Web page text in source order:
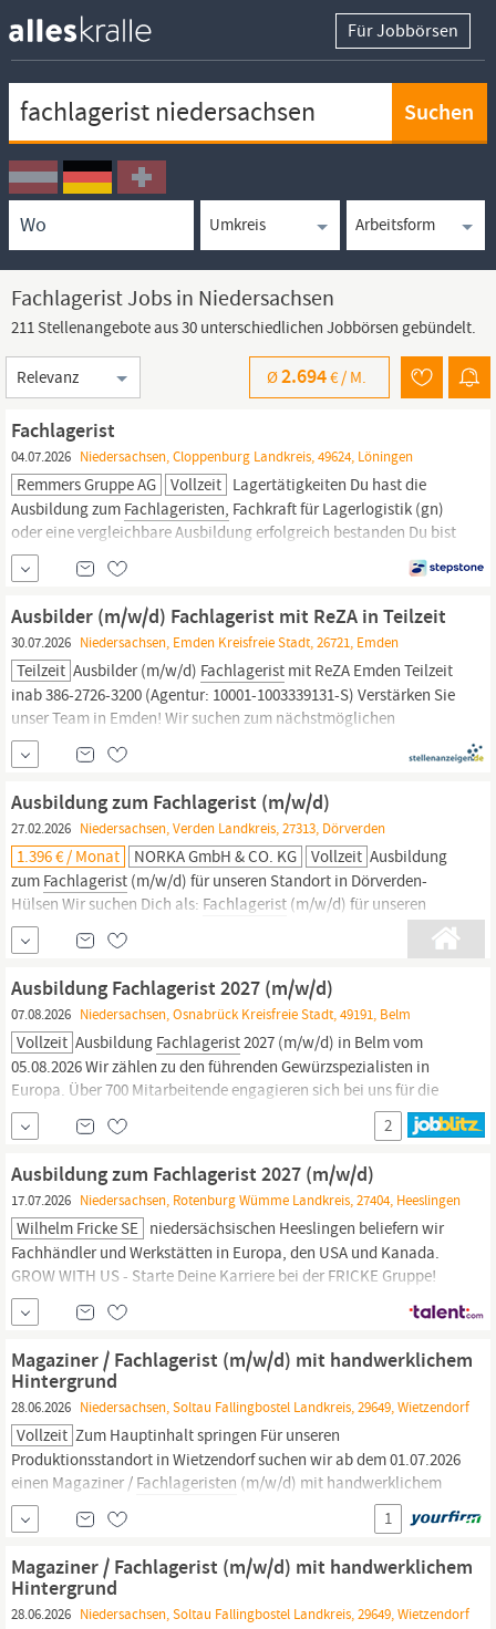
Für Jobbörsen
Ortssuche
Umkreissuche
Arbeitsform
Fachlagerist Jobs in Niedersachsen
211 Stellenangebote aus 30 unterschiedlichen Jobbörsen gebündelt.
Sortierung
Ø2.694€ / M.
Fachlagerist
04.07.2026 Niedersachsen, Cloppenburg Landkreis, 49624, Löningen
Remmers Gruppe AG Vollzeit Lagertätigkeiten Du hast die
Ausbildung zum Fachlageristen, Fachkraft für Lagerlogistik (gn)
oder eine vergleichbare Ausbildung erfolgreich bestanden Du bist
im Besitz eines gültigen Flurförderfahrzeugscheins Du besitzt eine
gute Auffassungsgabe, arbeitest sorgfältig sowie ordentlich und
bist bereit, im 2-Schicht-Betrieb zu arbeiten Nur mit unseren...
Ausbilder (m/w/d) Fachlagerist mit ReZA in Teilzeit
30.07.2026 Niedersachsen, Emden Kreisfreie Stadt, 26721, Emden
Teilzeit Ausbilder (m/w/d) Fachlagerist mit ReZA Emden Teilzeit
inab 386-2726-3200 (Agentur: 10001-1003339131-S) Verstärken Sie
unser Team in Emden! Wir suchen zum nächstmöglichen
Zeitpunkt einen engagierten Ausbilder (m/w/d) im Bereich
Fachlagerist mit rehabilitationspädagogischer
Zusatzqualifizierung (ReZA) in Teilzeit (20 Std./Wo.) befristet...
Ausbildung zum Fachlagerist (m/w/d)
27.02.2026 Niedersachsen, Verden Landkreis, 27313, Dörverden
1.396 € / Monat NORKA GmbH & CO. KG Vollzeit Ausbildung
zum Fachlagerist (m/w/d) für unseren Standort in Dörverden-
Hülsen Wir suchen Dich als: Fachlagerist (m/w/d) für unseren
Standort in Dörverden-Hülsen Berufsbild ; ; ; ; ; Die Ausbildung
dauert 2 Jahre; ; ;; Als
bist du für die Annahme und
Lagerung von Gütern sowie deren Verpackung und Versand...
Ausbildung Fachlagerist 2027 (m/w/d)
07.08.2026 Niedersachsen, Osnabrück Kreisfreie Stadt, 49191, Belm
Vollzeit Ausbildung Fachlagerist2027 (m/w/d) in Belm vom
05.08.2026 Wir zählen zu den führenden Gewürzspezialisten in
Europa. Über 700 Mitarbeitende engagieren sich bei uns für die
Umsetzung marktreifer Produkte für Kunden aus dem
Fleischerhandwerk, dem Lebensmitteleinzelhandel, sowie der
(m/w/d) nehmen...
2
Ausbildung zum Fachlagerist 2027 (m/w/d)
17.07.2026 Niedersachsen, Rotenburg Wümme Landkreis, 27404, Heeslingen
Wilhelm Fricke SE niedersächsischen Heeslingen beliefern wir
Fachhändler und Werkstätten in Europa, den USA und Kanada.
GROW WITH US - Starte Deine Karriere bei der FRICKE Gruppe!
Um auch in Zukunft erfolgreich zu bleiben, bilden wir aus und
suchen Dich ab dem 01. August 2027 an unserem Standort
Heeslingen Ausbildung zum
Fachlagerist
Magaziner / Fachlagerist (m/w/d) mit handwerklichem
Hintergrund
28.06.2026 Niedersachsen, Soltau Fallingbostel Landkreis, 29649, Wietzendorf
Vollzeit Zum Hauptinhalt springen Für unseren
Produktionsstandort in Wietzendorf suchen wir ab dem 01.07.2026
einen Magaziner / Fachlageristen (m/w/d) mit handwerklichem
Hintergrund Wietzendorf Vollzeit ab 01.07.2026 befristet
Unternehmensprofil Werden Sie Teil eines international
agierenden Unternehmens! Die Emsland Group hat sich als
Deutschlands
1
Magaziner / Fachlagerist (m/w/d) mit handwerklichem
Hintergrund
28.06.2026 Niedersachsen, Soltau Fallingbostel Landkreis, 29649, Wietzendorf